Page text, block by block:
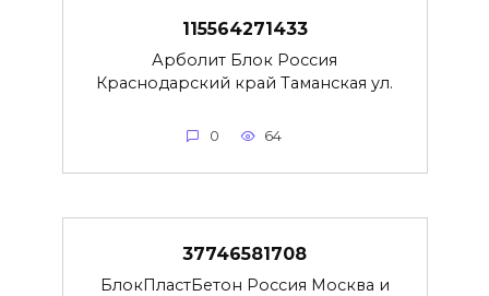
115564271433
Арболит Блок Россия
Краснодарский край Таманская ул.
0 64
37746581708
БлокПластБетон Россия Москва и